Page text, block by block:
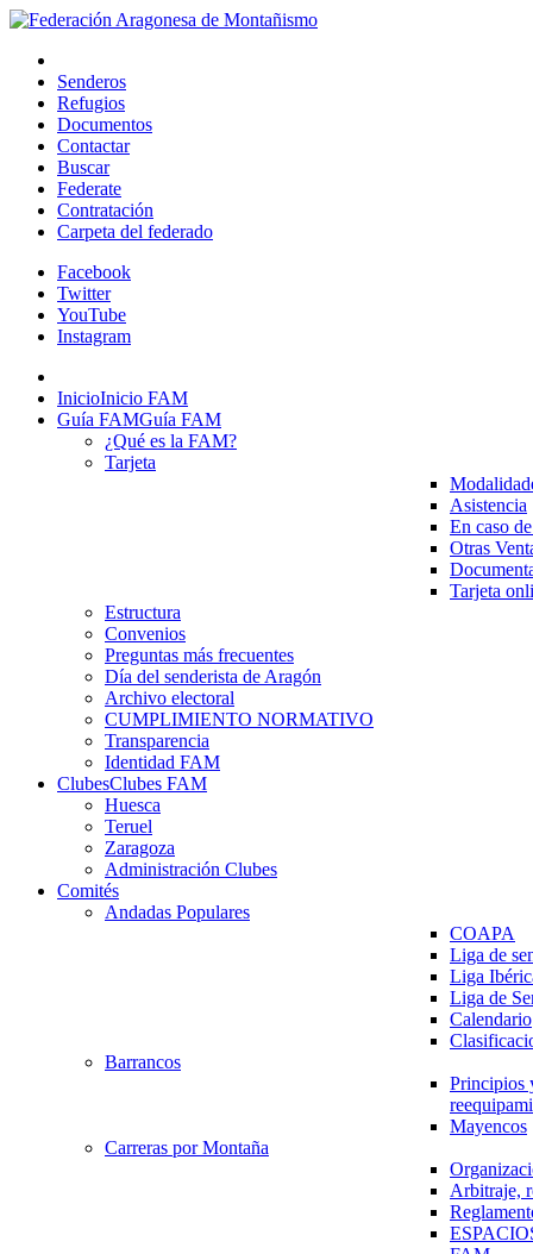
Senderos
Refugios
Documentos
Contactar
Buscar
Federate
Contratación
Carpeta del federado
Facebook
Twitter
YouTube
Instagram
InicioInicio FAM
Guía FAMGuía FAM
¿Qué es la FAM?
Tarjeta
Asistencia
En caso
Otras
Tarjeta
Estructura
Convenios
Preguntas más frecuentes
Día del senderista de Aragón
Archivo electoral
CUMPLIMIENTO NORMATIVO
Transparencia
Identidad FAM
ClubesClubes FAM
Huesca
Teruel
Zaragoza
Administración Clubes
Comités
Andadas Populares
COAPA
Liga de
Liga
Liga de
Calendario
Barrancos
Principios
Mayencos
Carreras por Montaña
Arbitraje,